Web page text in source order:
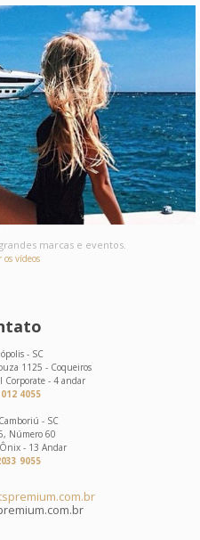
marcas e eventos.
vídeos
- SC
1125 - Coqueiros
Corporate - 4 andar
4055
- SC
Número 60
- 13 Andar
9055